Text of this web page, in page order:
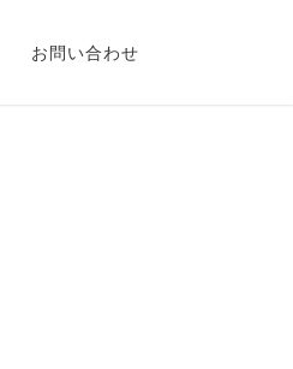
お問い合わせ